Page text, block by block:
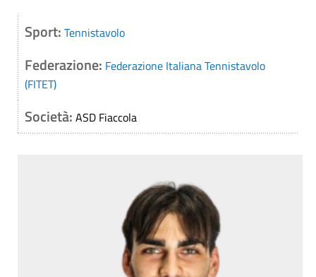
Sport: Tennistavolo
Federazione: Federazione Italiana Tennistavolo
(FITET)
Società: ASD Fiaccola